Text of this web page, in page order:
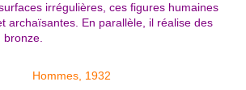
irrégulières, ces figures humaines
archaïsantes. En parallèle, il réalise des